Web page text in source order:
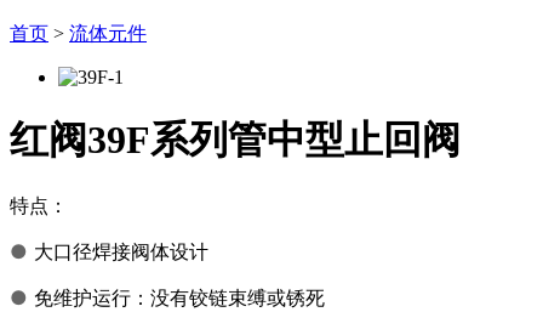
首页 > 流体元件
红阀39F系列管中型止回阀
特点：
● 大口径焊接阀体设计
● 免维护运行：没有铰链束缚或锈死